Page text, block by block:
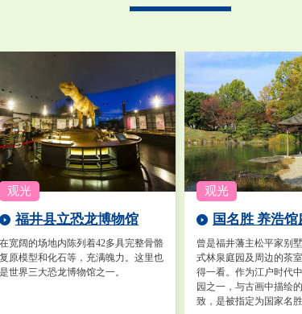
福井县立恐龙博物馆
在宽阔的场地内陈列着42多具完整骨骼
复原模型和化石等，充满魄力。这里也
是世界三大恐龙博物馆之一。
国名胜 养浩馆
曾是福井藩主松平家别
式林泉庭园及周边的茶
得一看。作为江户时代
园之一，与古画中描绘
致，是被指定为国家名